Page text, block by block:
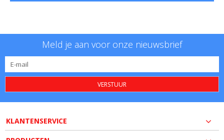
Meld je aan voor onze nieuwsbrief
VERSTUUR
KLANTENSERVICE